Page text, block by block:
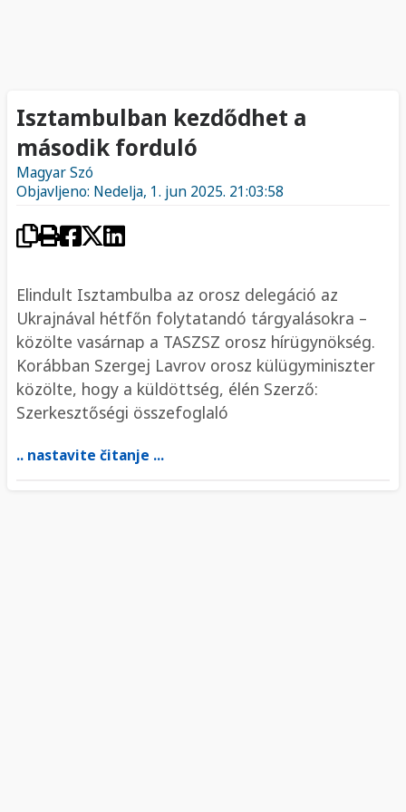
Isztambulban kezdődhet a
második forduló
Magyar Szó
Objavljeno: Nedelja, 1. jun 2025. 21:03:58
Elindult Isztambulba az orosz delegáció az
Ukrajnával hétfőn folytatandó tárgyalásokra –
közölte vasárnap a TASZSZ orosz hírügynökség.
Korábban Szergej Lavrov orosz külügyminiszter
közölte, hogy a küldöttség, élén Szerző:
Szerkesztőségi összefoglaló
.. nastavite čitanje ...